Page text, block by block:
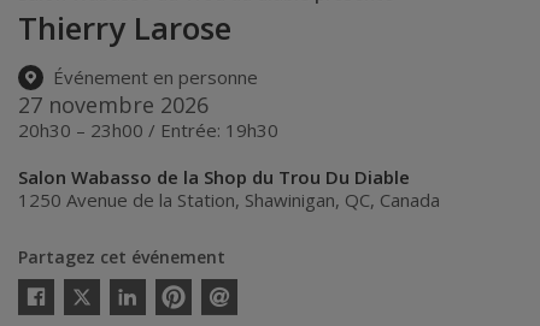
Thierry Larose
Événement en personne
27 novembre 2026
20h30 – 23h00 / Entrée: 19h30
Salon Wabasso de la Shop du Trou Du Diable
1250 Avenue de la Station, Shawinigan, QC, Canada
Partagez cet événement
Twitter